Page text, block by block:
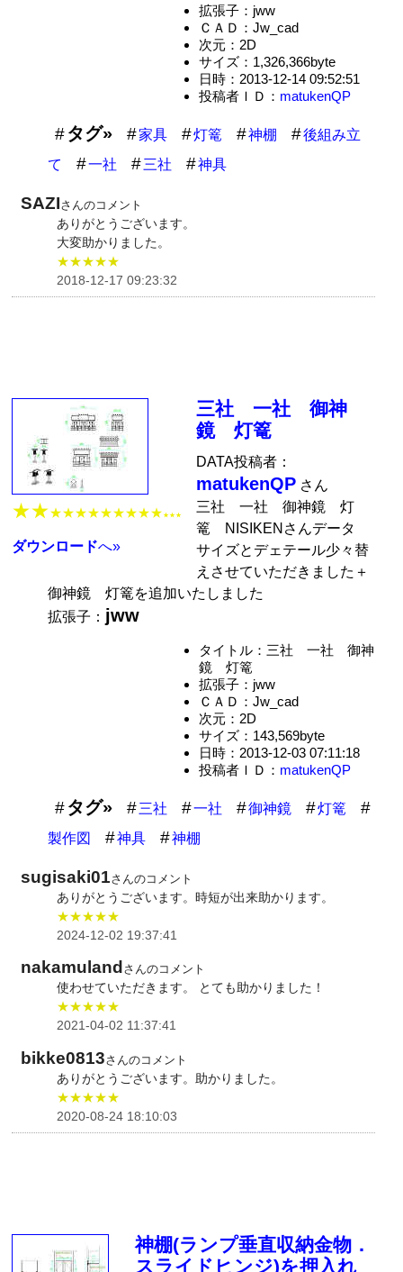
拡張子：jww
ＣＡＤ：Jw_cad
次元：2D
サイズ：1,326,366byte
日時：2013-12-14 09:52:51
投稿者ＩＤ： matukenQP
タグ» 家具 灯篭 神棚
後組み立
て
一社 三社 神具
SAZIさんのコメント
ありがとうございます。
大変助かりました。
★★★★★
2018-12-17 09:23:32
★★★★★★★★★★★ ★★★
ダウンロードへ»
三社 一社 御神
鏡 灯篭
DATA投稿者：
matukenQP さん
三社 一社 御神鏡 灯
篭 NISIKENさんデータ
サイズとデェテール少々替
えさせていただきました＋
御神鏡 灯篭を追加いたしました
拡張子： jww
タイトル：三社 一社 御神
鏡 灯篭
拡張子：jww
ＣＡＤ：Jw_cad
次元：2D
サイズ：143,569byte
日時：2013-12-03 07:11:18
投稿者ＩＤ： matukenQP
タグ» 三社 一社 御神鏡
灯篭
製作図
神具 神棚
sugisaki01さんのコメント
ありがとうございます。時短が出来助かります。
★★★★★
2024-12-02 19:37:41
nakamuland さんのコメント
使わせていただきます。 とても助かりました！
★★★★★
2021-04-02 11:37:41
bikke0813さんのコメント
ありがとうございます。助かりました。
★★★★★
2020-08-24 18:10:03
神棚(ランプ垂直収納金物．
スライドヒンジ)を押入れ